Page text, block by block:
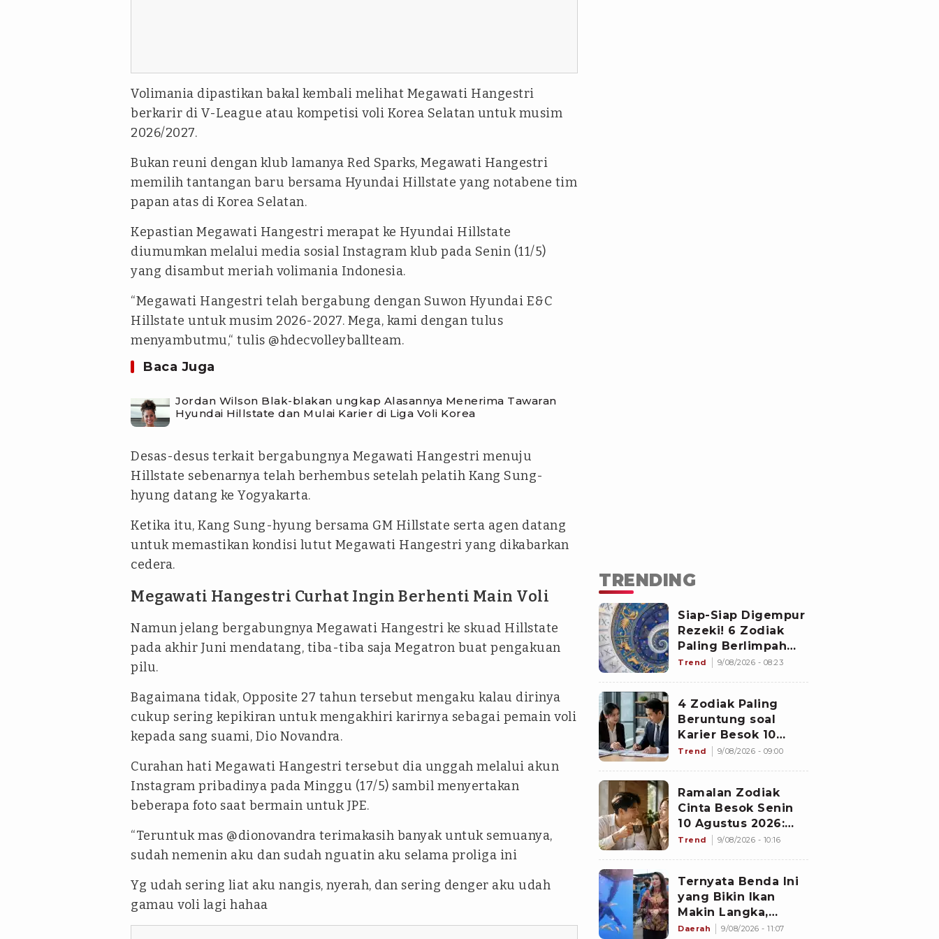
Volimania dipastikan bakal kembali melihat Megawati Hangestri
berkarir di V-League atau kompetisi voli Korea Selatan untuk musim
2026/2027.
Bukan reuni dengan klub lamanya Red Sparks, Megawati Hangestri
memilih tantangan baru bersama Hyundai Hillstate yang notabene tim
papan atas di Korea Selatan.
Kepastian Megawati Hangestri merapat ke Hyundai Hillstate
diumumkan melalui media sosial Instagram klub pada Senin (11/5)
yang disambut meriah volimania Indonesia.
“Megawati Hangestri telah bergabung dengan Suwon Hyundai E&C
Hillstate untuk musim 2026-2027. Mega, kami dengan tulus
menyambutmu,“ tulis @hdecvolleyballteam.
Baca Juga
Jordan Wilson Blak-blakan ungkap Alasannya Menerima Tawaran
Hyundai Hillstate dan Mulai Karier di Liga Voli Korea
Desas-desus terkait bergabungnya Megawati Hangestri menuju
Hillstate sebenarnya telah berhembus setelah pelatih Kang Sung-
hyung datang ke Yogyakarta.
Ketika itu, Kang Sung-hyung bersama GM Hillstate serta agen datang
untuk memastikan kondisi lutut Megawati Hangestri yang dikabarkan
cedera.
Megawati Hangestri Curhat Ingin Berhenti Main Voli
Namun jelang bergabungnya Megawati Hangestri ke skuad Hillstate
pada akhir Juni mendatang, tiba-tiba saja Megatron buat pengakuan
pilu.
Bagaimana tidak, Opposite 27 tahun tersebut mengaku kalau dirinya
cukup sering kepikiran untuk mengakhiri karirnya sebagai pemain voli
kepada sang suami, Dio Novandra.
Curahan hati Megawati Hangestri tersebut dia unggah melalui akun
Instagram pribadinya pada Minggu (17/5) sambil menyertakan
beberapa foto saat bermain untuk JPE.
“Teruntuk mas @dionovandra terimakasih banyak untuk semuanya,
sudah nemenin aku dan sudah nguatin aku selama proliga ini
Yg udah sering liat aku nangis, nyerah, dan sering denger aku udah
gamau voli lagi hahaa
TRENDING
Siap-Siap Digempur
Rezeki! 6 Zodiak
Paling Berlimpah
Cuan di 10 Agustus
Trend 9/08/2026 - 08:23
4 Zodiak Paling
Beruntung soal
Karier Besok 10
Agustus 2026: Leo
Diperhitungkan
Trend 9/08/2026 - 09:00
Ramalan Zodiak
Cinta Besok Senin
10 Agustus 2026:
Cancer Full Senyum
Terprovokasi Kabar
Burung di Awal
Pekan
Trend 9/08/2026 - 10:16
Ternyata Benda Ini
yang Bikin Ikan
Makin Langka,
Nelayan Malut
Daerah 9/08/2026 - 11:07